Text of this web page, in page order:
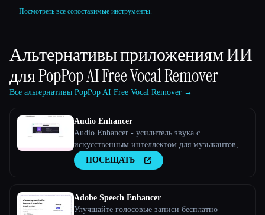
Посмотреть все сопоставимые инструменты.
Альтернативы приложениям ИИ
дляPopPop AI Free Vocal Remover
Все альтернативы PopPop AI Free Vocal Remover →
Audio Enhancer
Audio Enhancer - усилитель звука с
искусственным интеллектом для музыкантов,
подкастов, интервью и многого другого.
ПОСЕЩАТЬ
Adobe Speech Enhancer
Улучшайте голосовые записи бесплатно